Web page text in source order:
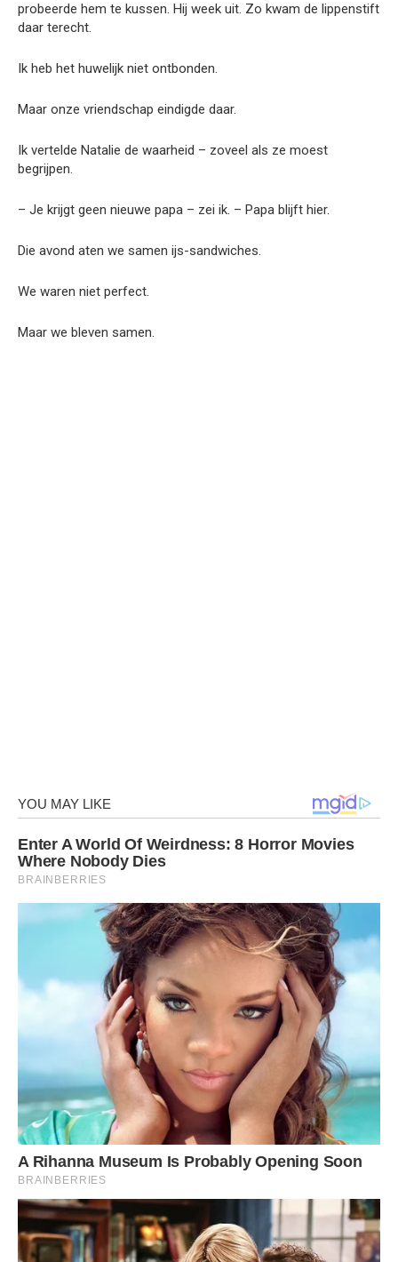
probeerde hem te kussen. Hij week uit. Zo kwam de lippenstift
daar terecht.
Ik heb het huwelijk niet ontbonden.
Maar onze vriendschap eindigde daar.
Ik vertelde Natalie de waarheid – zoveel als ze moest
begrijpen.
– Je krijgt geen nieuwe papa – zei ik. – Papa blijft hier.
Die avond aten we samen ijs-sandwiches.
We waren niet perfect.
Maar we bleven samen.